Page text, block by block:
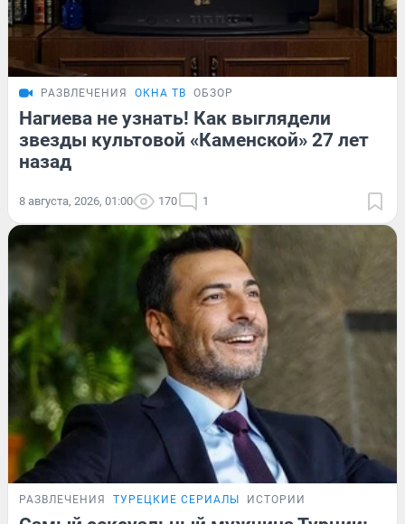
РАЗВЛЕЧЕНИЯ ОКНА ТВ ОБЗОР
Нагиева не узнать! Как выглядели
звезды культовой «Каменской» 27 лет
назад
8 августа, 2026, 01:00 170 1
РАЗВЛЕЧЕНИЯ ТУРЕЦКИЕ СЕРИАЛЫ ИСТОРИИ